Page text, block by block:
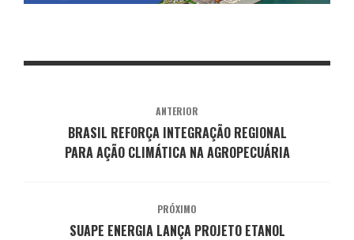
ANTERIOR
BRASIL REFORÇA INTEGRAÇÃO REGIONAL
PARA AÇÃO CLIMÁTICA NA AGROPECUÁRIA
PRÓXIMO
SUAPE ENERGIA LANÇA PROJETO ETANOL